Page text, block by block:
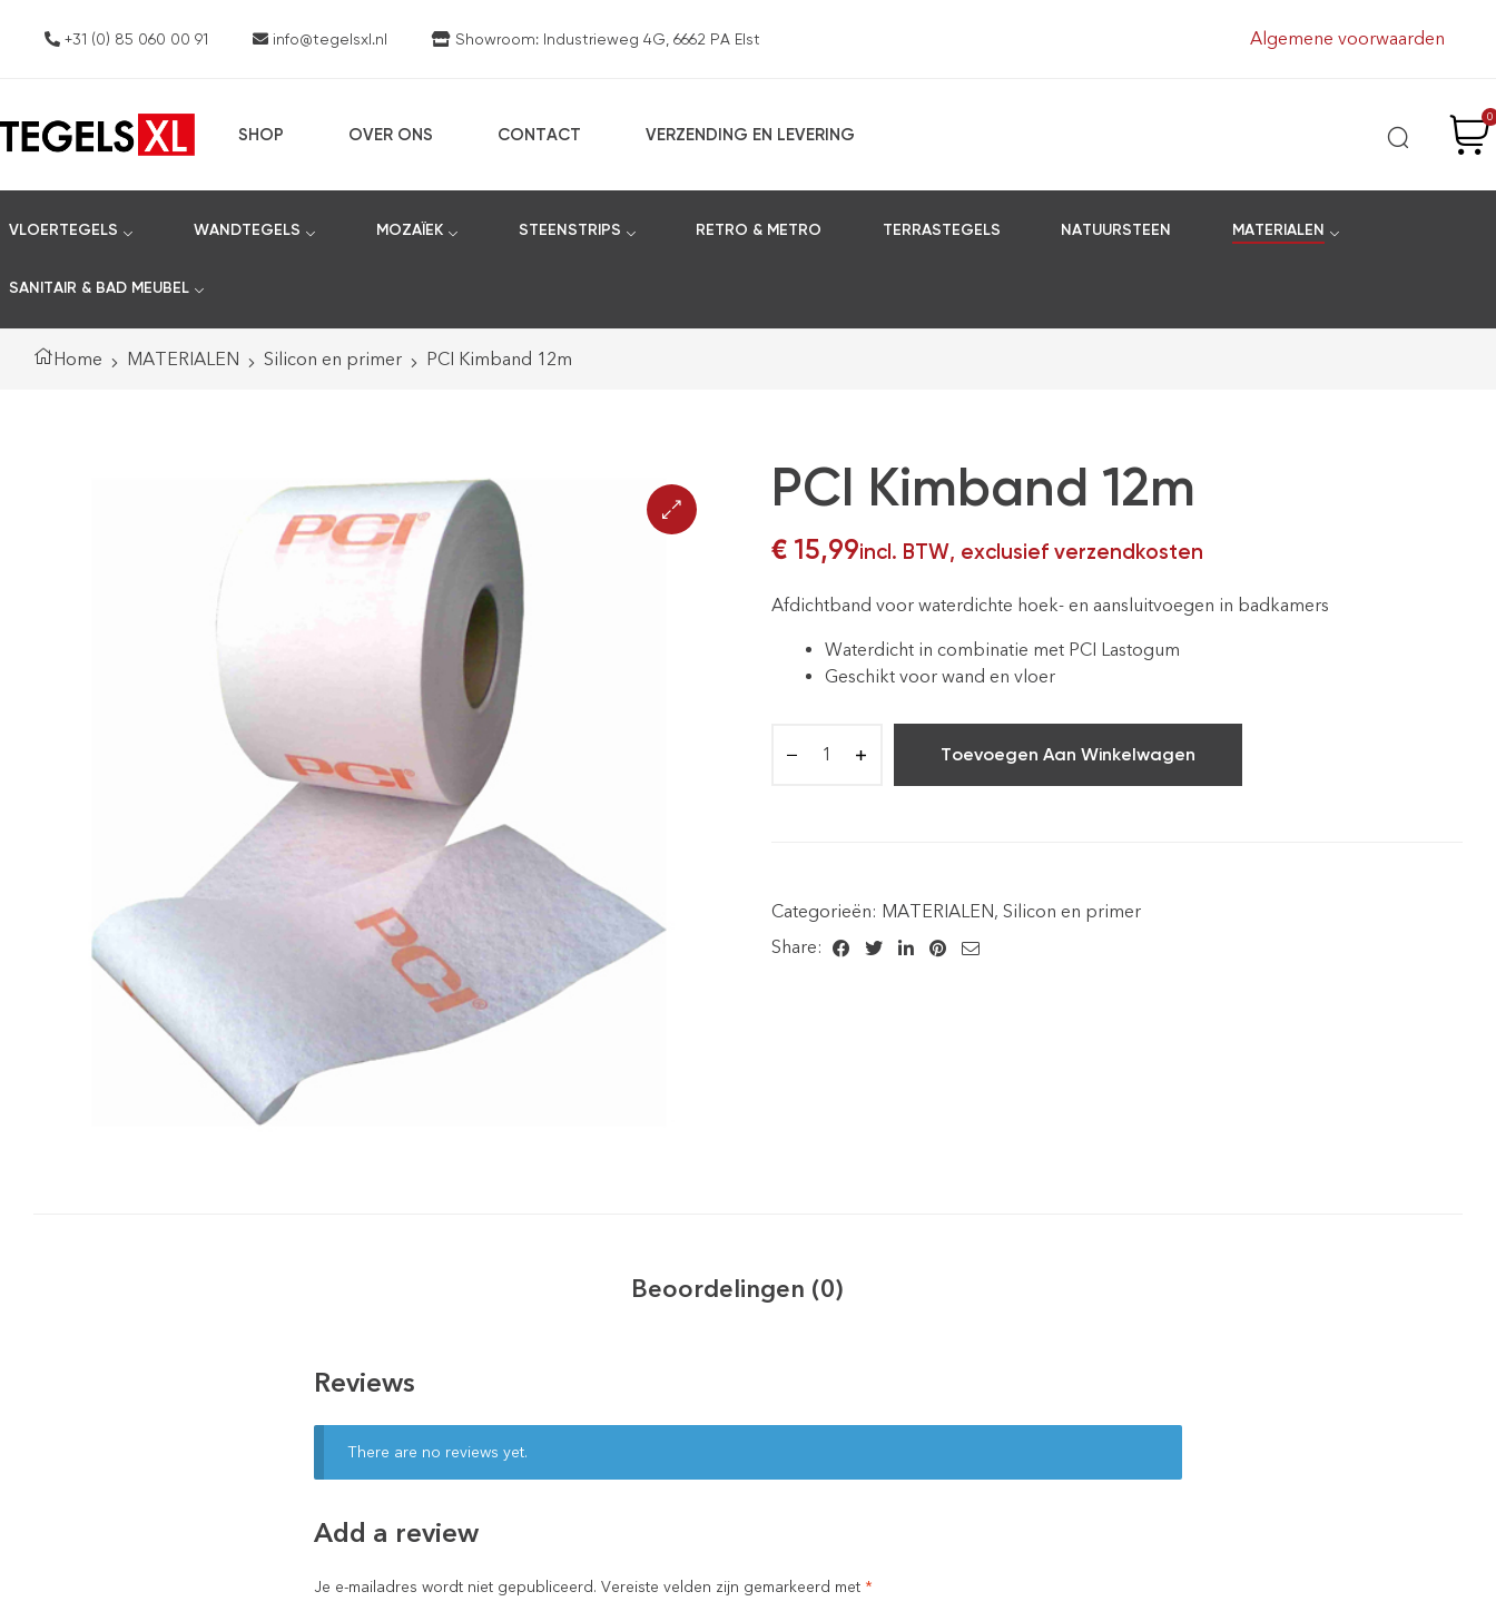
+31 (0) 85 060 00 91 info@tegelsxl.nl Showroom: Industrieweg 4G, 6662 PA Elst Algemene voorwaarden
SHOP OVER ONS CONTACT VERZENDING EN LEVERING
0
VLOERTEGELS WANDTEGELS MOZAÏEK STEENSTRIPS RETRO & METRO TERRASTEGELS NATUURSTEEN MATERIALEN
SANITAIR & BAD MEUBEL
Home MATERIALEN Silicon en primer PCI Kimband 12m
PCI Kimband 12m
€15,99incl. BTW, exclusief verzendkosten
Afdichtband voor waterdichte hoek- en aansluitvoegen in badkamers
Waterdicht in combinatie met PCI Lastogum
Geschikt voor wand en vloer
Toevoegen Aan Winkelwagen
Categorieën: MATERIALEN, Silicon en primer
Share:
Beoordelingen (0)
Reviews
There are no reviews yet.
Add a review
Je e-mailadres wordt niet gepubliceerd. Vereiste velden zijn gemarkeerd met *